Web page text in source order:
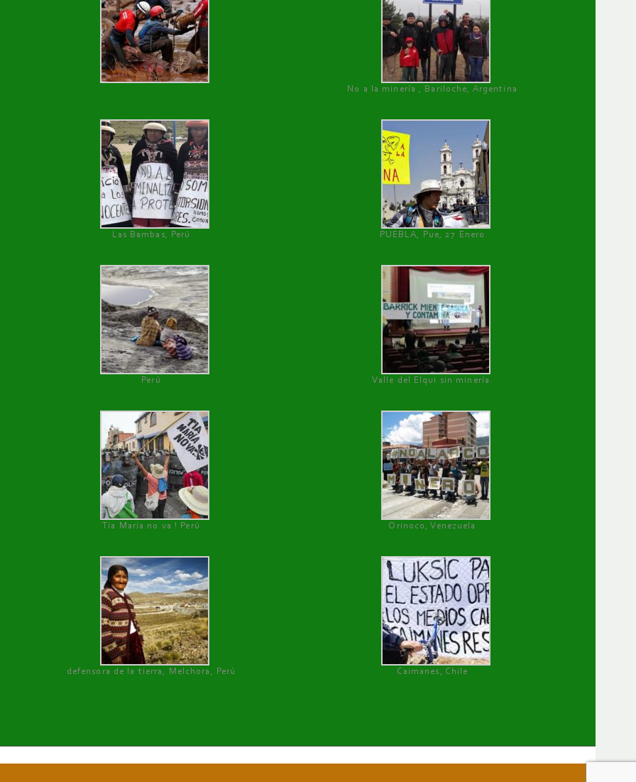
No a la minería , Bariloche, Argentina
Las Bambas, Perú PUEBLA, Pue, 27 Enero
Perú Valle del Elqui sin minería.
Tía María no va ! Perú Orinoco, Venezuela
defensora de la tierra, Melchora, Perú Caimanes, Chile